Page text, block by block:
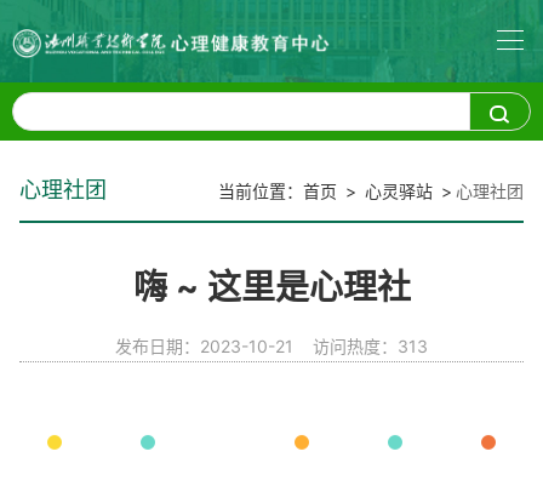
当前位置： 首页 > 心灵驿站 > 心理社团
心理社团
嗨 ~ 这里是心理社
发布日期：2023-10-21 访问热度： 313